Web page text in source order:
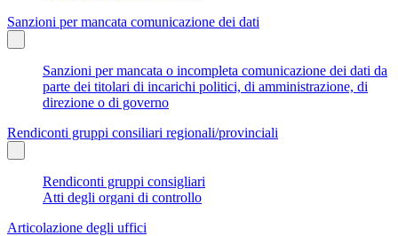
Sanzioni per mancata comunicazione dei dati
Sanzioni per mancata o incompleta comunicazione dei dati da
parte dei titolari di incarichi politici, di amministrazione, di
direzione o di governo
Rendiconti gruppi consiliari regionali/provinciali
Rendiconti gruppi consigliari
Atti degli organi di controllo
Articolazione degli uffici